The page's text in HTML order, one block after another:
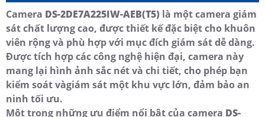
Camera DS-2DE7A225IW-AEB(T5) là một camera giám
sát chất lượng cao, được thiết kế đặc biệt cho khuôn
viên rộng và phù hợp với mục đích giám sát dễ dàng.
Được tích hợp các công nghệ hiện đại, camera này
mang lại hình ảnh sắc nét và chi tiết, cho phép bạn
kiểm soát vàgiám sát một khu vực lớn, đảm bảo an
ninh tối ưu.
Một trong những ưu điểm nổi bật của camera DS-